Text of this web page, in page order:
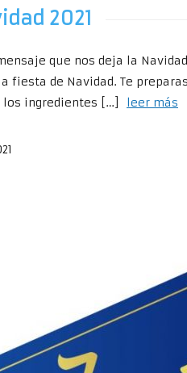
2021
que nos deja la
fiesta de Navidad. Te
ingredientes […]
leer más